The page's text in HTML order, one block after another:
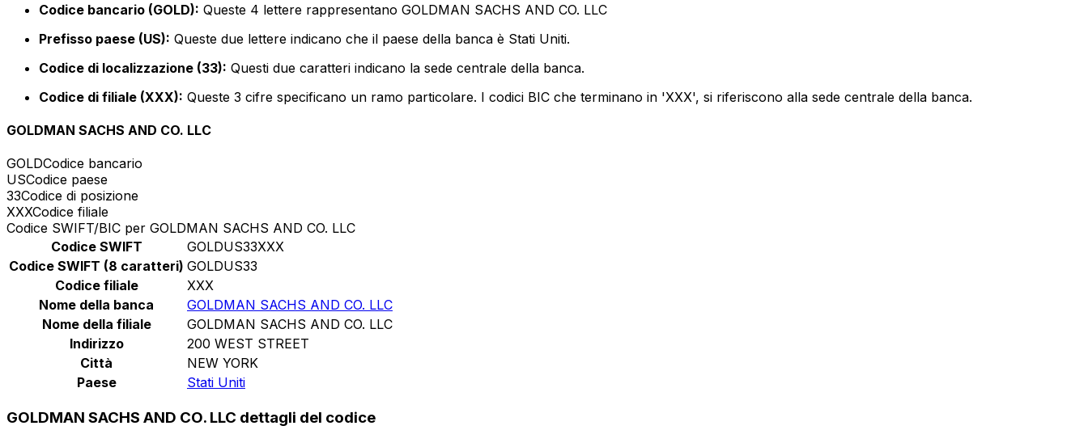
Codice bancario (GOLD): Queste 4 lettere rappresentano GOLDMAN SACHS AND CO. LLC
Prefisso paese (US): Queste due lettere indicano che il paese della banca è Stati Uniti.
Codice di localizzazione (33): Questi due caratteri indicano la sede centrale della banca.
Codice di filiale (XXX): Queste 3 cifre specificano un ramo particolare. I codici BIC che terminano in 'XXX', si riferiscono alla sede centrale della banca.
GOLDMAN SACHS AND CO. LLC
GOLDCodice bancario
USCodice paese
33Codice di posizione
XXXCodice filiale
Codice SWIFT/BIC per GOLDMAN SACHS AND CO. LLC
Codice SWIFT
GOLDUS33XXX
Codice SWIFT (8 caratteri) GOLDUS33
Codice filiale
XXX
Nome della banca
GOLDMAN SACHS AND CO. LLC
Nome della filiale
GOLDMAN SACHS AND CO. LLC
Indirizzo
200 WEST STREET
Città
NEW YORK
Paese
Stati Uniti
GOLDMAN SACHS AND CO. LLC dettagli del codice